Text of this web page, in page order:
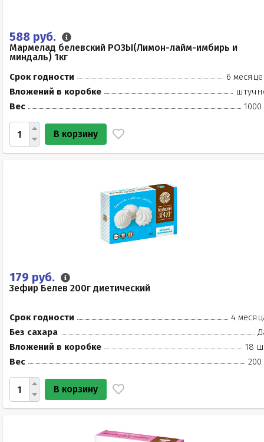
588 руб.
Мармелад белевский РОЗЫ(Лимон-лайм-имбирь и
миндаль) 1кг
Срок годности
6
Вложений в коробке
Вес
1000
В корзину
179 руб.
Зефир Белев 200г диетический
Срок годности
4
Без сахара
Вложений в коробке
18
Вес
200
В корзину